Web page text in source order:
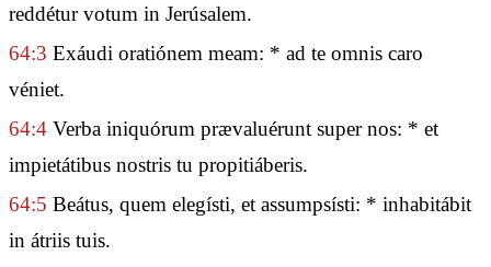
reddétur votum in Jerúsalem.
64:3 Exáudi oratiónem meam: * ad te omnis caro
véniet.
64:4 Verba iniquórum prævaluérunt super nos: * et
impietátibus nostris tu propitiáberis.
64:5 Beátus, quem elegísti, et assumpsísti: * inhabitábit
in átriis tuis.